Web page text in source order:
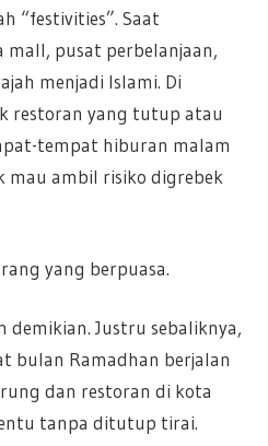
“festivities”. Saat
mall, pusat perbelanjaan,
menjadi Islami. Di
restoran yang tutup atau
tempat hiburan malam
ambil risiko digrebek
yang berpuasa.
demikian. Justru sebaliknya,
bulan Ramadhan berjalan
dan restoran di kota
tanpa ditutup tirai.